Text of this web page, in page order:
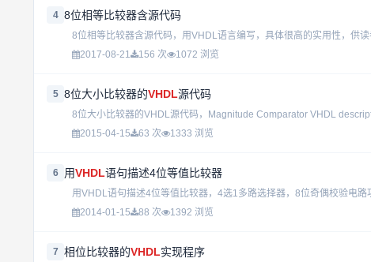
4 8位相等比较器含源代码
8位相等比较器含源代码，用VHDL语言编写，具体很高的实用性，供读
2017-08-21
156 次 1072 浏览
5 8位大小比较器的VHDL源代码
8位大小比较器的VHDL源代码，Magnitude Comparator VHDL
2015-04-15
63 次 1333 浏览
6 用VHDL语句描述4位等值比较器
用VHDL语句描述4位等值比较器，4选1多路选择器，8位奇偶校验电路
2014-01-15
88 次 1392 浏览
7 相位比较器的VHDL实现程序